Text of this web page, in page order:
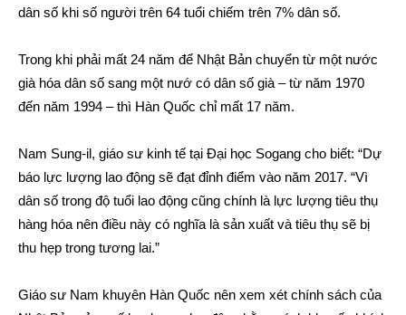
dân số khi số người trên 64 tuổi chiếm trên 7% dân số.
Trong khi phải mất 24 năm để Nhật Bản chuyển từ một nước
già hóa dân số sang một nướ có dân số già – từ năm 1970
đến năm 1994 – thì Hàn Quốc chỉ mất 17 năm.
Nam Sung-il, giáo sư kinh tế tại Đại học Sogang cho biết: “Dự
báo lực lượng lao động sẽ đạt đỉnh điểm vào năm 2017. “Vì
dân số trong độ tuổi lao động cũng chính là lực lượng tiêu thụ
hàng hóa nên điều này có nghĩa là sản xuất và tiêu thụ sẽ bị
thu hẹp trong tương lai.”
Giáo sư Nam khuyên Hàn Quốc nên xem xét chính sách của